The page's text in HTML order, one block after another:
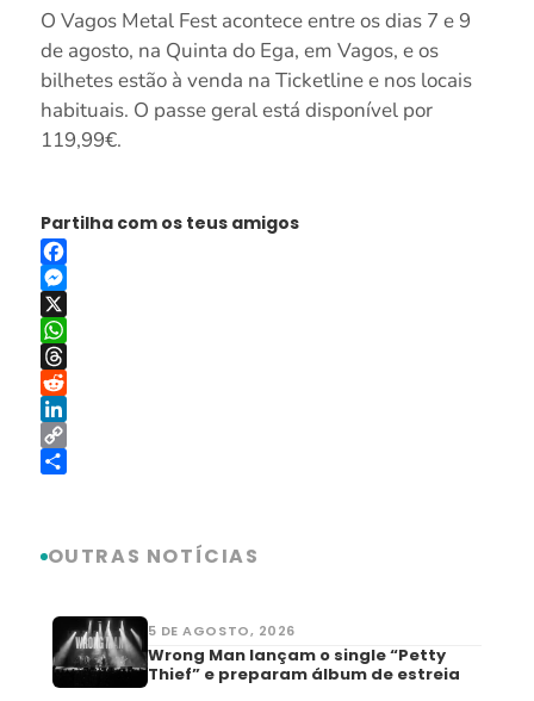
O Vagos Metal Fest acontece entre os dias 7 e 9
de agosto, na Quinta do Ega, em Vagos, e os
bilhetes estão à venda na Ticketline e nos locais
habituais. O passe geral está disponível por
119,99€.
Partilha com os teus amigos
Facebook
Messenger
X
WhatsApp
Threads
Reddit
LinkedIn
Copy
OUTRAS NOTÍCIAS
5 DE AGOSTO, 2026
Wrong Man lançam o single “Petty
Thief” e preparam álbum de estreia